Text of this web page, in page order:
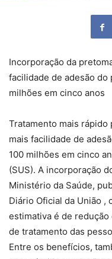
Incorporação da
facilidade de adesão do
milhões em cinco anos
Tratamento mais
mais facilidade de
100 milhões em cinco
(SUS). A incorporação
Ministério da Saúde,
Diário Oficial da União
estimativa é de
de tratamento das
Entre os benefícios,